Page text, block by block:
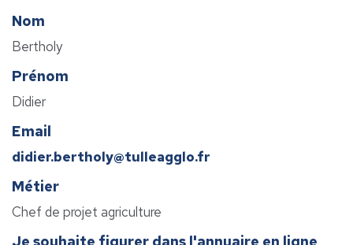
Nom
Bertholy
Prénom
Didier
Email
didier.bertholy@tulleagglo.fr
Métier
Chef de projet agriculture